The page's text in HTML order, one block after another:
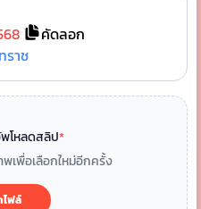
คัดลอก
ราช
พโหลดสลิป*
เพื่อเลือกใหม่อีกครั้ง
ไฟล์